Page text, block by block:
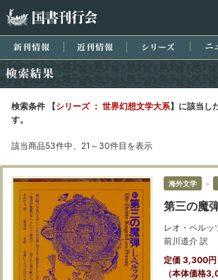
新刊情報 近刊情報 シリーズ
検索条件 【シリーズ ： 世界幻想文学大系】に該当し
す。
該当商品53件中、21～30件目を表示
海外文学 ＞
第三の魔
レオ・ペルッ
前川道介 訳
定価 3,300円
（本体価格